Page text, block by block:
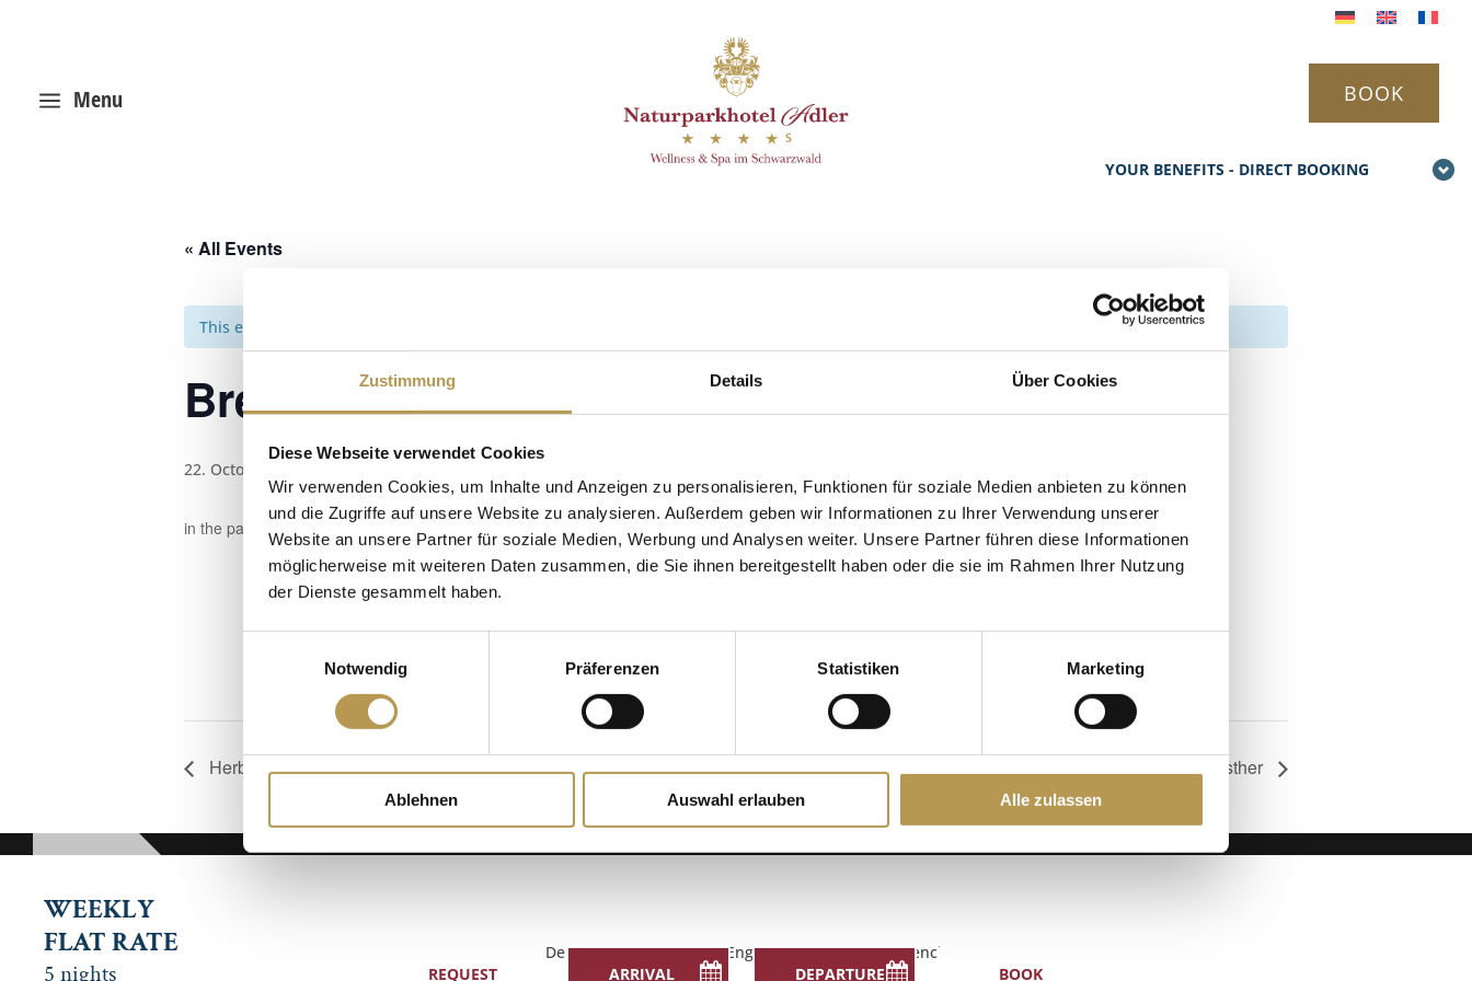
Zustimmung Details Über Cookies
Diese Webseite verwendet Cookies
Wir verwenden Cookies, um Inhalte und Anzeigen zu personalisieren, Funktionen für soziale Medien anbieten zu können
und die Zugriffe auf unsere Website zu analysieren. Außerdem geben wir Informationen zu Ihrer Verwendung unserer
Website an unsere Partner für soziale Medien, Werbung und Analysen weiter. Unsere Partner führen diese Informationen
möglicherweise mit weiteren Daten zusammen, die Sie ihnen bereitgestellt haben oder die sie im Rahmen Ihrer Nutzung
der Dienste gesammelt haben.
Notwendig
Präferenzen Statistiken Marketing
Ablehnen Auswahl erlauben Alle zulassen
YOUR BENEFITS - DIRECT BOOKING
WEEKLY
FLAT RATE
5 nights
a Menu BOOK
« All Events
This event has passed.
Breathing meditation with Esther
22. October 2025, 14:00
in the panorama sauna
Add to calendar
DETAILS
22. October 2025
Time:
Herb walk with Monika Salt peeling with Esther
Deutsch(German) English Français(French